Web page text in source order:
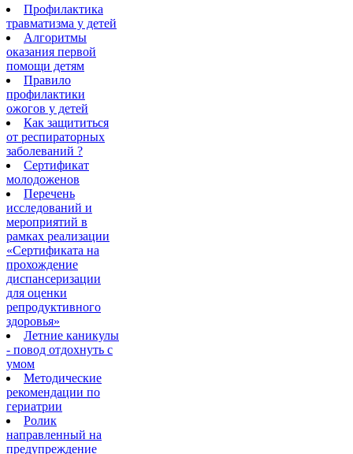
Профилактика
травматизма у детей
Алгоритмы
оказания первой
помощи детям
Правило
профилактики
ожогов у детей
Как защититься
от респираторных
заболеваний ?
Сертификат
молодоженов
Перечень
исследований и
мероприятий в
рамках реализации
«Сертификата на
прохождение
диспансеризации
для оценки
репродуктивного
здоровья»
Летние каникулы
- повод отдохнуть с
умом
Методические
рекомендации по
гериатрии
Ролик
направленный на
предупреждение